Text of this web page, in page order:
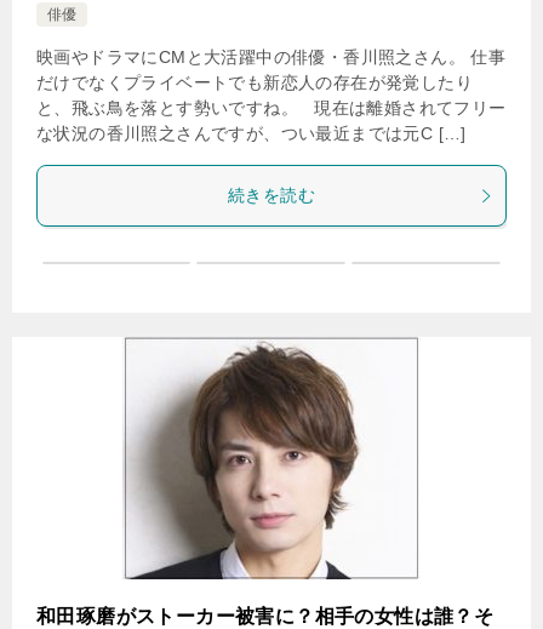
俳優
映画やドラマにCMと大活躍中の俳優・香川照之さん。 仕事
だけでなくプライベートでも新恋人の存在が発覚したり
と、飛ぶ鳥を落とす勢いですね。 現在は離婚されてフリー
な状況の香川照之さんですが、つい最近までは元C […]
続きを読む
和田琢磨がストーカー被害に？相手の女性は誰？そ